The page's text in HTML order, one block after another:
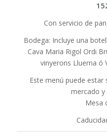
Con servicio de
Bodega: Incluye una
Cava Maria Rigol Ordi
vinyerons Lluerna ó
Este menú puede
mercado y
Mesa